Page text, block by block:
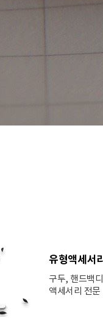
유형액세서
구두, 핸드백
액세서리 전